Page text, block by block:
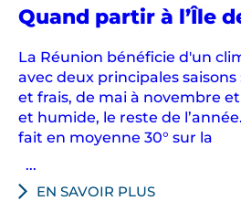
Quand partir à l’Île
La Réunion bénéficie d'un
avec deux principales saisons
et frais, de mai à novembre
et humide, le reste de
fait en moyenne 30° sur la
...
EN SAVOIR PLUS